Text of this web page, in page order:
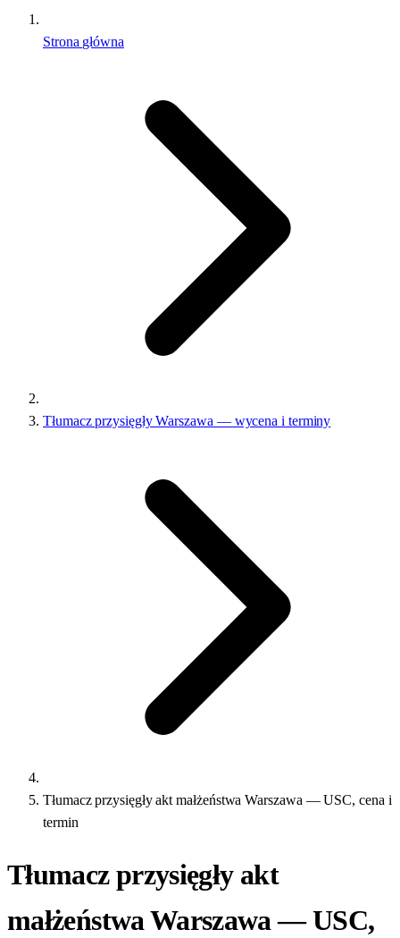
Strona główna
Tłumacz przysięgły Warszawa — wycena i terminy
Tłumacz przysięgły akt małżeństwa Warszawa — USC, cena i
termin
Tłumacz przysięgły akt
małżeństwa Warszawa — USC,